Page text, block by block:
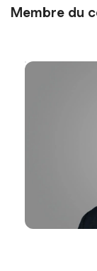
Membre du